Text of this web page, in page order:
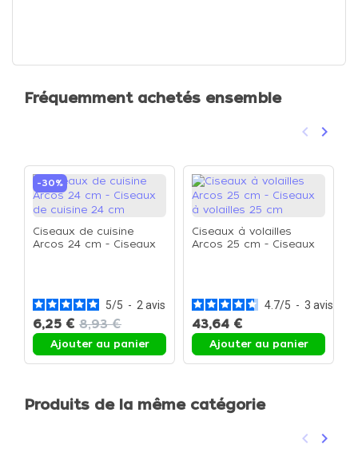
Fréquemment achetés ensemble
Précédent
keyboard_arrow_left keyboard_arrow_right
-30%
Ciseaux de cuisine
Arcos 24 cm - Ciseaux
5/5 - 2avis
6,25 € 8,93 €
Ajouter au panier
Ciseaux à volailles
Arcos 25 cm - Ciseaux
4.7/5 - 3 avis
43,64 €
Ajouter au panier
Produits de la même catégorie
Précédent
keyboard_arrow_left keyboard_arrow_right